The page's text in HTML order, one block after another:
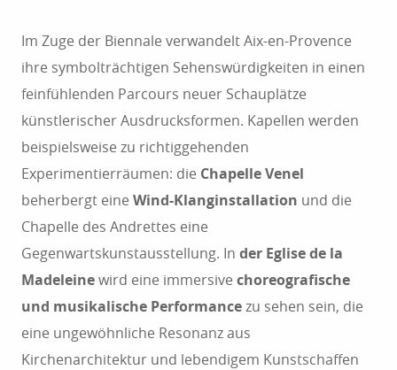
Im Zuge der Biennale verwandelt Aix-en-Provence
ihre symbolträchtigen Sehenswürdigkeiten in einen
feinfühlenden Parcours neuer Schauplätze
künstlerischer Ausdrucksformen. Kapellen werden
beispielsweise zu richtiggehenden
Experimentierräumen: die Chapelle Venel
beherbergt eine Wind-Klanginstallation und die
Chapelle des Andrettes eine
Gegenwartskunstausstellung. In der Eglise de la
Madeleinewird eine immersive choreografische
und musikalische Performancezu sehen sein, die
eine ungewöhnliche Resonanz aus
Kirchenarchitektur und lebendigem Kunstschaffen